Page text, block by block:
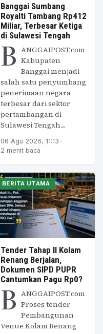
Banggai Sumbang
Royalti Tambang Rp412
Miliar, Terbesar Ketiga
di Sulawesi Tengah
B ANGGAIPOST.com
Kabupaten
Banggai menjadi
salah satu penyumbang
penerimaan negara
terbesar dari sektor
pertambangan di
Sulawesi Tengah....
06 Agu 2026, 11:13 •
2 menit baca
BERITA UTAMA
Tender Tahap II Kolam
Renang Berjalan,
Dokumen SIPD PUPR
Cantumkan Pagu Rp0?
B ANGGAIPOST.com
Proses tender
Pembangunan
Venue Kolam Renang